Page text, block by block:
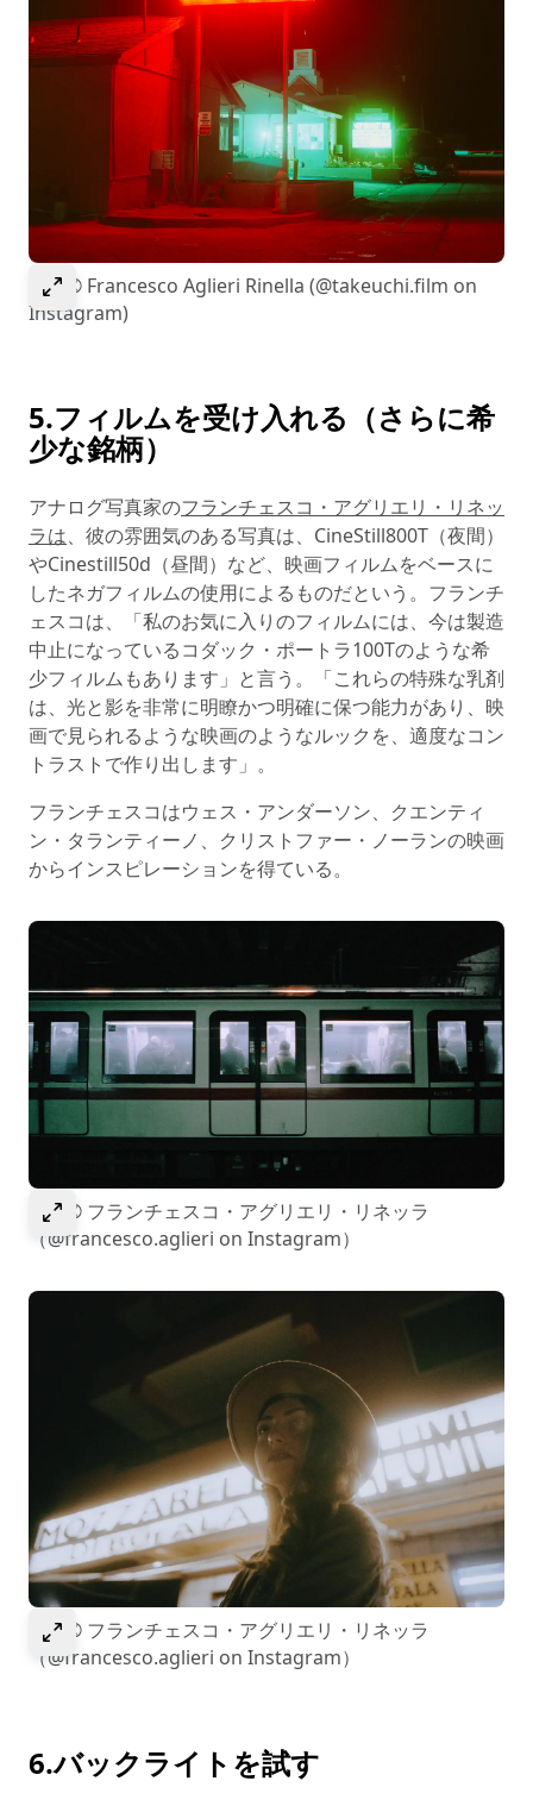
Select to expand image
画像© Francesco Aglieri Rinella (@takeuchi.film on
Instagram)
5.フィルムを受け入れる（さらに希
少な銘柄）
アナログ写真家のフランチェスコ・アグリエリ・リネッ
ラは、彼の雰囲気のある写真は、CineStill800T（夜間）
やCinestill50d（昼間）など、映画フィルムをベースに
したネガフィルムの使用によるものだという。フランチ
ェスコは、「私のお気に入りのフィルムには、今は製造
中止になっているコダック・ポートラ100Tのような希
少フィルムもあります」と言う。「これらの特殊な乳剤
は、光と影を非常に明瞭かつ明確に保つ能力があり、映
画で見られるような映画のようなルックを、適度なコン
トラストで作り出します」。
フランチェスコはウェス・アンダーソン、クエンティ
ン・タランティーノ、クリストファー・ノーランの映画
からインスピレーションを得ている。
Select to expand image
画像© フランチェスコ・アグリエリ・リネッラ
（@francesco.aglieri on Instagram）
Select to expand image
画像© フランチェスコ・アグリエリ・リネッラ
（@francesco.aglieri on Instagram）
6.バックライトを試す